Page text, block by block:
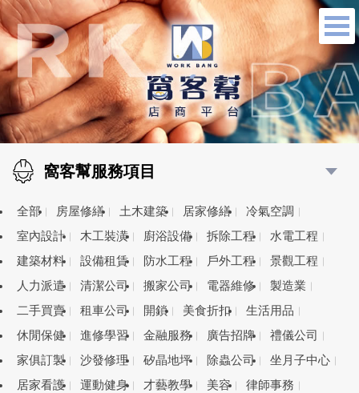
窩客幫服務項目
全部 房屋修繕 土木建築 居家修繕
冷氣空調
室內設計
木工裝潢 廚浴設備 拆除工程
水電工程
建築材料
設備租賃 防水工程 戶外工程
景觀工程
人力派遣
清潔公司 搬家公司 電器維修
製造業
二手買賣
租車公司 開鎖 美食折扣
生活用品
休閒保健
進修學習 金融服務 廣告招牌
禮儀公司
家俱訂製
沙發修理 矽晶地坪 除蟲公司
坐月子中心
居家看護
運動健身 才藝教學 美容
律師事務